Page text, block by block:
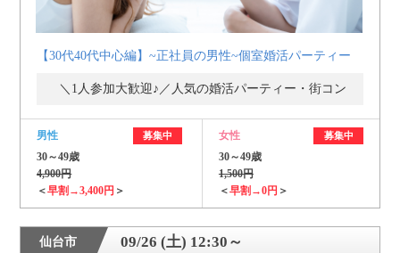
【30代40代中心編】~正社員の男性~個室婚活パーティー
＼1人参加大歓迎♪／人気の婚活パーティー・街コン
男性 募集中
30～49歳
4,900円
＜早割→3,400円 ＞
女性 募集中
30～49歳
1,500円
＜早割→0円 ＞
仙台市 09/26 (土) 12:30～